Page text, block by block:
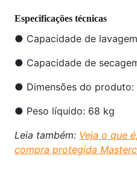
Especificações técnicas
● Capacidade de
● Capacidade de
● Dimensões do
● Peso líquido: 68 kg
Leia também: Veja o que
compra protegida